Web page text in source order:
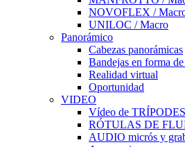
NOVOFLEX /
UNILOC / Macro
Panorámico
Cabezas panorámicas
Bandejas en forma
Realidad virtual
Oportunidad
VIDEO
Vídeo de
RÓTULAS DE
AUDIO micrós y